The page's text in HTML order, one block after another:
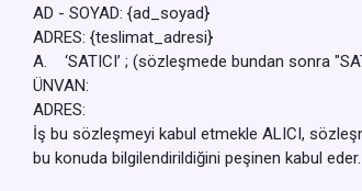
AD - SOYAD: {ad_soyad}
ADRES: {teslimat_adresi}
A. ‘SATICI’ ; (sözleşmede bundan sonra
ÜNVAN:
ADRES:
İş bu sözleşmeyi kabul etmekle ALICI,
bu konuda bilgilendirildiğini peşinen kabul eder.